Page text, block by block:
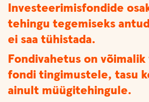
Investeerimisfondide
tehingu tegemiseks
ei saa tühistada.
Fondivahetus on
fondi tingimustele, tasu
ainult müügitehingule.